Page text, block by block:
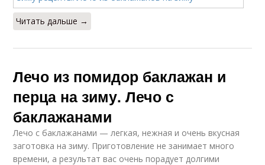
Читать дальше →
Лечо из помидор баклажан и
перца на зиму. Лечо с
баклажанами
Лечо с баклажанами — легкая, нежная и очень вкусная
заготовка на зиму. Приготовление не занимает много
времени, а результат вас очень порадует долгими